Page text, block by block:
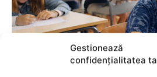
Gestionează
confidențialitatea ta